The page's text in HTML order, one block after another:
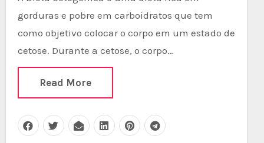
gorduras e pobre em carboidratos que tem
como objetivo colocar o corpo em um estado de
cetose. Durante a cetose, o corpo…
Read More